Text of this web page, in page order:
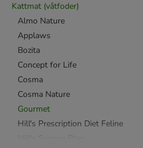
Kattmat (våtfoder)
Almo Nature
Applaws
Bozita
Concept for Life
Cosma
Cosma Nature
Gourmet
Hill's Prescription Diet Feline